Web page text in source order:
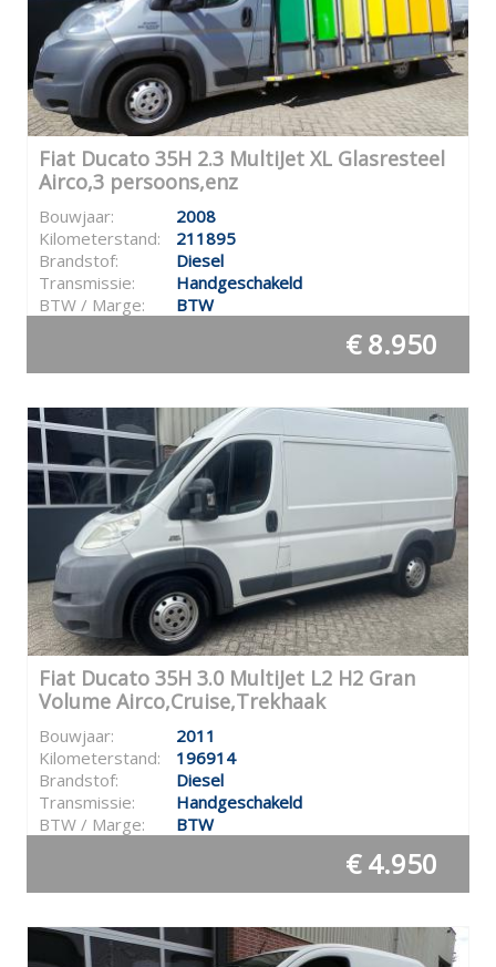
Fiat Ducato 35H 2.3 MultiJet XL Glasresteel
Airco,3 persoons,enz
Bouwjaar:
2008
Kilometerstand:
211895
Brandstof:
Diesel
Transmissie:
Handgeschakeld
BTW / Marge:
BTW
€ 8.950
Fiat Ducato 35H 3.0 MultiJet L2 H2 Gran
Volume Airco,Cruise,Trekhaak
Bouwjaar:
2011
Kilometerstand:
196914
Brandstof:
Diesel
Transmissie:
Handgeschakeld
BTW / Marge:
BTW
€ 4.950